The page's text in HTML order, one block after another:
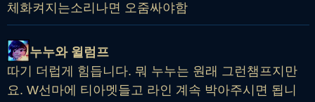
체화켜지는소리나면 오줌싸야함
누누와 윌럼프
따기 더럽게 힘듭니다. 뭐 누누는 원래 그런챔프지만
요. W선마에 티아멧들고 라인 계속 박아주시면 됩니